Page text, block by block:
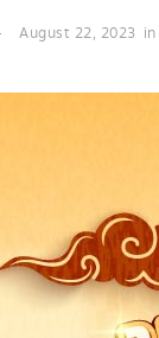
August 22, 2023 in